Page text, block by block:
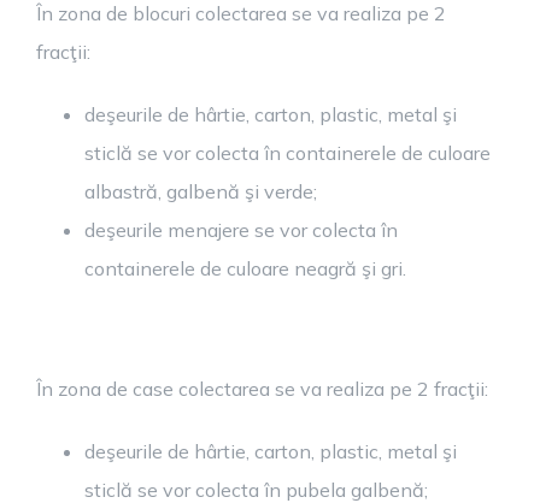
În zona de blocuri colectarea se va realiza pe 2
fracţii:
deşeurile de hârtie, carton, plastic, metal şi
sticlă se vor colecta în containerele de culoare
albastră, galbenă şi verde;
deşeurile menajere se vor colecta în
containerele de culoare neagră şi gri.
În zona de case colectarea se va realiza pe 2 fracţii:
deşeurile de hârtie, carton, plastic, metal şi
sticlă se vor colecta în pubela galbenă;